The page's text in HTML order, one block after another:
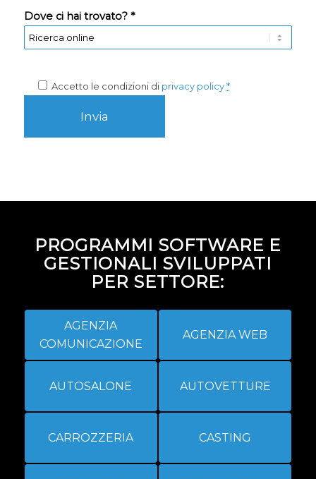
Dove ci hai trovato? *
Accetto le condizioni di privacy policy *
PROGRAMMI SOFTWARE E
GESTIONALI SVILUPPATI
PER SETTORE:
AGENZIA
COMUNICAZIONE
AGENZIA WEB
AUTOSALONE AUTOVETTURE
CARROZZERIA CASTING